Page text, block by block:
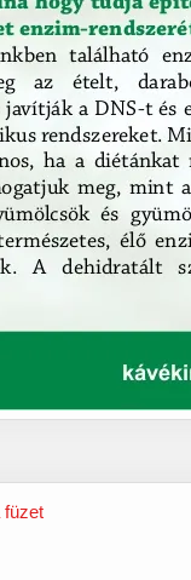
füzet